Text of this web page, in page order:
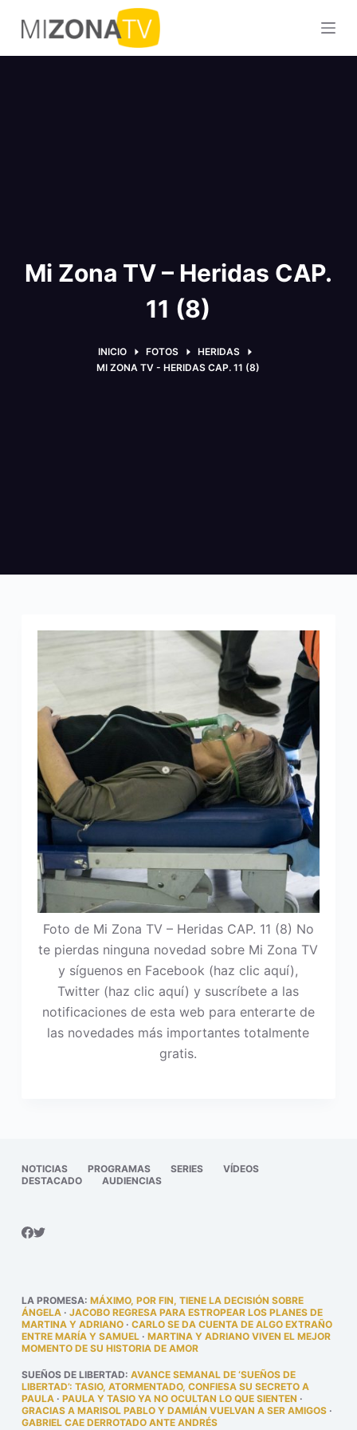
S
a
l
Mi Zona TV – Heridas CAP.
11 (8)
INICIO FOTOS
HERIDAS
MI ZONA TV - HERIDAS CAP. 11 (8)
Foto de Mi Zona TV – Heridas CAP. 11 (8) No
te pierdas ninguna novedad sobre Mi Zona TV
y síguenos en Facebook (haz clic aquí),
Twitter (haz clic aquí) y suscríbete a las
notificaciones de esta web para enterarte de
las novedades más importantes totalmente
gratis.
NOTICIAS PROGRAMAS SERIES
VÍDEOS
DESTACADO
AUDIENCIAS
LA PROMESA: MÁXIMO, POR FIN, TIENE LA DECISIÓN SOBRE
ÁNGELA· JACOBO REGRESA PARA ESTROPEAR LOS PLANES DE
MARTINA Y ADRIANO· CARLO SE DA CUENTA DE ALGO EXTRAÑO
ENTRE MARÍA Y SAMUEL· MARTINA Y ADRIANO VIVEN EL MEJOR
MOMENTO DE SU HISTORIA DE AMOR
SUEÑOS DE LIBERTAD: AVANCE SEMANAL DE ‘SUEÑOS DE
LIBERTAD’: TASIO, ATORMENTADO, CONFIESA SU SECRETO A
PAULA· PAULA Y TASIO YA NO OCULTAN LO QUE SIENTEN ·
GRACIAS A MARISOL PABLO Y DAMIÁN VUELVAN A SER AMIGOS·
GABRIEL CAE DERROTADO ANTE ANDRÉS